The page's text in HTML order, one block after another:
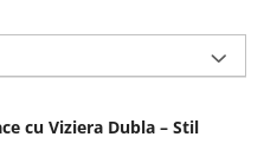
cu Viziera Dubla – Stil